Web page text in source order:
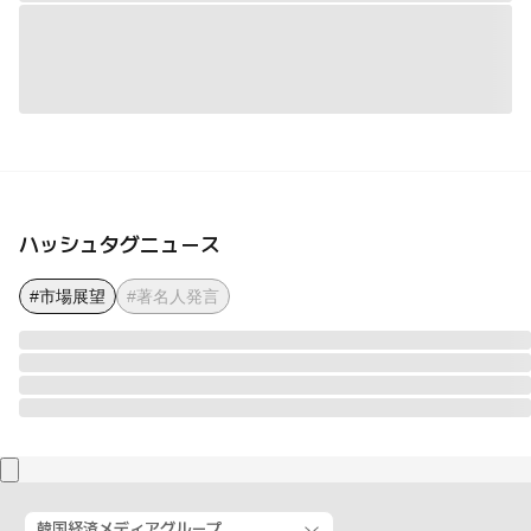
ハッシュタグニュース
#市場展望 #著名人発言